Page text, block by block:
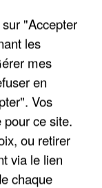
DE LA DZ
"Accepter
les
mes
en
Vos
ce site.
ou retirer
via le lien
chaque